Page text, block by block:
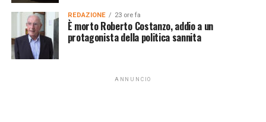
REDAZIONE 23 ore fa
È morto Roberto Costanzo, addio a un
protagonista della politica sannita
ANNUNCIO